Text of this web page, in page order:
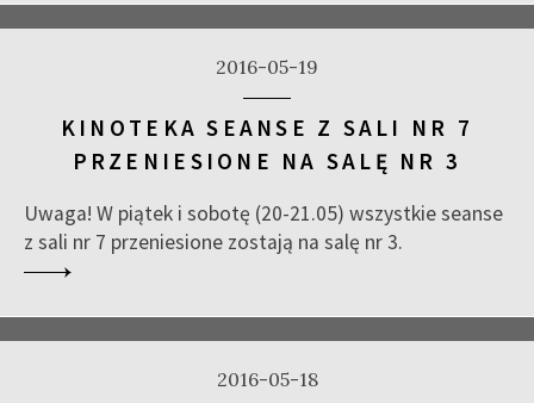
2016-05-19
KINOTEKA SEANSE Z SALI NR 7
PRZENIESIONE NA SALĘ NR 3
Uwaga! W piątek i sobotę (20-21.05) wszystkie seanse
z sali nr 7 przeniesione zostają na salę nr 3.
2016-05-18